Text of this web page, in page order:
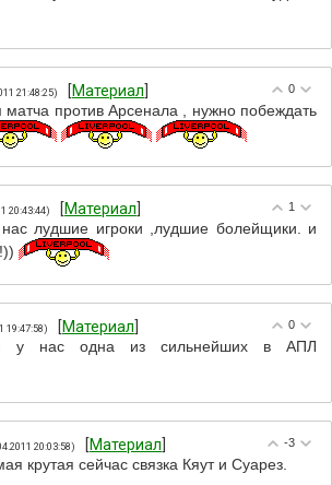
0
21:48:25) [Материал
против Арсенала , нужно побеждать
1
20:43:44) [Материал
лудшие игроки ,лудшие болейщики. и
0
19:47:58) [Материал
у нас одна из сильнейших в АПЛ
-3
20:03:58) [Материал
крутая сейчас связка Кяут и Суарез.